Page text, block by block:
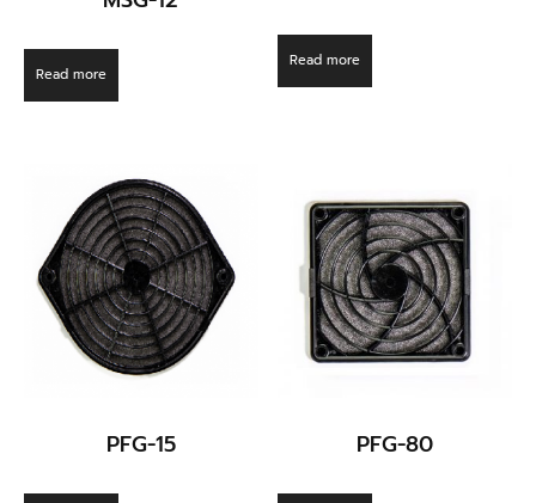
Read more
Read more
PFG-15 PFG-80